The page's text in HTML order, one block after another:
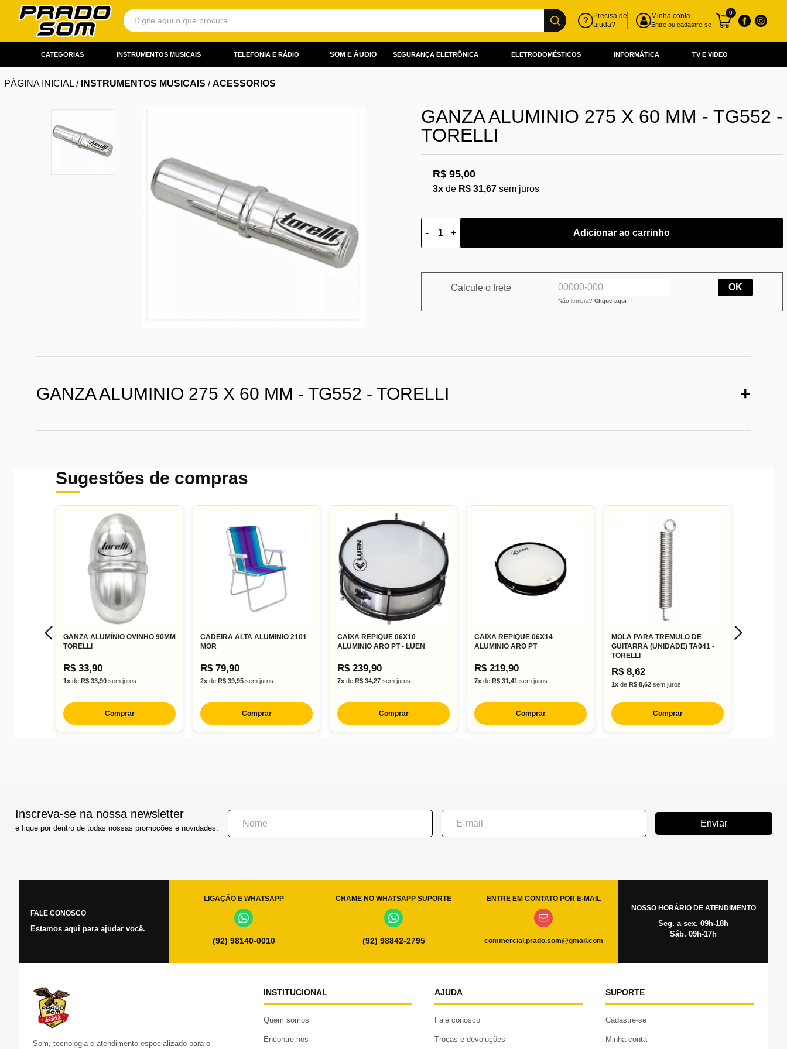
?
Precisa de
ajuda?
Minha conta
Entre ou cadastre-se
0
CATEGORIAS INSTRUMENTOS MUSICAIS TELEFONIA E RÁDIO SOM E ÁUDIO SEGURANÇA ELETRÔNICA ELETRODOMÉSTICOS INFORMÁTICA TV E VIDEO
PÁGINA INICIAL / INSTRUMENTOS MUSICAIS /ACESSORIOS
GANZA ALUMINIO 275 X 60 MM - TG552 -
TORELLI
R$ 95,00
3xde R$ 31,67sem juros
- + Adicionar ao carrinho
Calcule o frete
Não lembra?Clique aqui
OK
GANZA ALUMINIO 275 X 60 MM - TG552 - TORELLI +
Sugestões de compras
GANZA ALUMÍNIO OVINHO 90MM
TORELLI
R$ 33,90
1x de R$ 33,90 sem juros
Comprar
CADEIRA ALTA ALUMINIO 2101
MOR
R$ 79,90
2x de R$ 39,95 sem juros
Comprar
CAIXA REPIQUE 06X10
ALUMINIO ARO PT - LUEN
R$ 239,90
7x de R$ 34,27 sem juros
Comprar
CAIXA REPIQUE 06X14
ALUMINIO ARO PT
R$ 219,90
7x de R$ 31,41 sem juros
Comprar
MOLA PARA TREMULO DE
GUITARRA (UNIDADE) TA041 -
TORELLI
R$ 8,62
1x de R$ 8,62 sem juros
Comprar
Inscreva-se na nossa newsletter
e fique por dentro de todas nossas promoções e novidades. Enviar
FALE CONOSCO
Estamos aqui para ajudar você.
LIGAÇÃO E WHATSAPP
(92) 98140-0010
CHAME NO WHATSAPP SUPORTE
(92) 98842-2795
ENTRE EM CONTATO POR E-MAIL
commercial.prado.som@gmail.com
NOSSO HORÁRIO DE ATENDIMENTO
Seg. a sex. 09h-18h
Sáb. 09h-17h
Som, tecnologia e atendimento especializado para o
INSTITUCIONAL
Quem somos
Encontre-nos
AJUDA
Fale conosco
Trocas e devoluções
SUPORTE
Cadastre-se
Minha conta